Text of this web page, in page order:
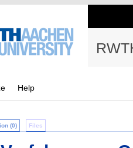
Help
(0) Files